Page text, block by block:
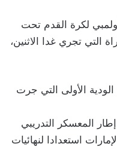
لكرة القدم تحت
التي تجري غدا الاثنين،
الودية الأولى التي جرت
إطار المعسكر التدريبي
استعدادا لنهائيات